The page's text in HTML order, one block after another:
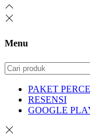
Menu
PAKET
RESENSI
GOOGLE